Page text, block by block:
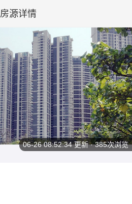
房源详情
06-26 08:52:34更新 · 385次浏览